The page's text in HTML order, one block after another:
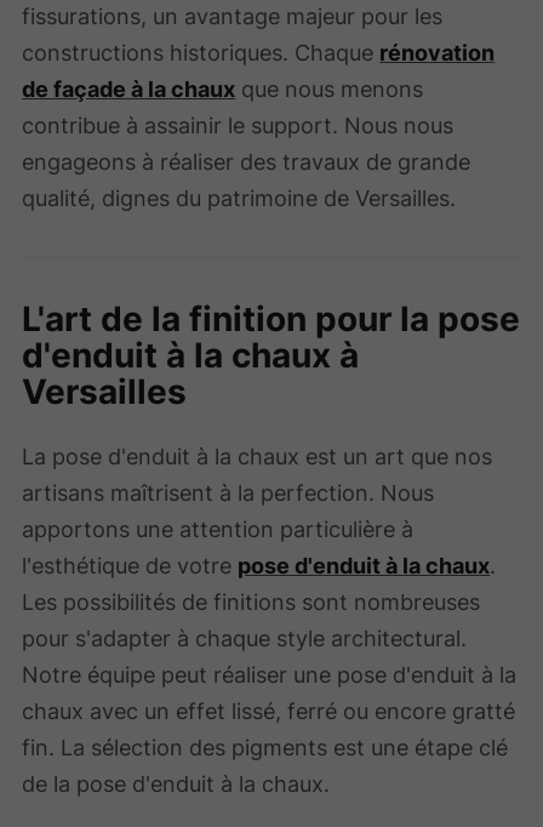
fissurations, un avantage majeur pour les
constructions historiques. Chaque rénovation
de façade à la chaux que nous menons
contribue à assainir le support. Nous nous
engageons à réaliser des travaux de grande
qualité, dignes du patrimoine de Versailles.
L'art de la finition pour la pose
d'enduit à la chaux à
Versailles
La pose d'enduit à la chaux est un art que nos
artisans maîtrisent à la perfection. Nous
apportons une attention particulière à
l'esthétique de votre pose d'enduit à la chaux.
Les possibilités de finitions sont nombreuses
pour s'adapter à chaque style architectural.
Notre équipe peut réaliser une pose d'enduit à la
chaux avec un effet lissé, ferré ou encore gratté
fin. La sélection des pigments est une étape clé
de la pose d'enduit à la chaux.